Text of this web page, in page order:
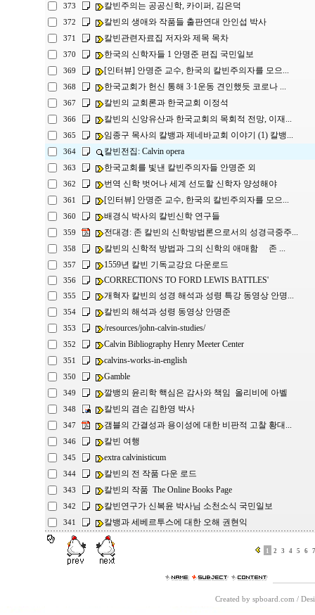
373 칼빈주의는 공공신학, 카이퍼, 김은덕
372 칼빈의 생애와 작품들 출판연대 안인섭 박사
371 칼빈관련자료집 저자와 제목 목차
370 한국의 신학자들 1 안명준 편집 국민일보
369 [인터뷰] 안명준 교수, 한국의 칼빈주의자를 모으...
368 한국교회가 헌신 통해 3·1운동 견인했듯 코로나 ...
367 칼빈의 교회론과 한국교회 이정석
366 칼빈의 신앙유산과 한국교회의 목회적 전망, 이재...
365 임종구 목사의 칼뱅과 제네바교회 이야기 (1) 칼뱅...
364 칼빈전집: Calvin opera
363 한국교회를 빛낸 칼빈주의자들 안명준 외
362 번역 신학 벗어나 세계 선도할 신학자 양성해야
361 [인터뷰] 안명준 교수, 한국의 칼빈주의자를 모으...
360 배경식 박사의 칼빈신학 연구들
359 전대경: 존 칼빈의 신학방법론으로서의 성경극중주...
358 칼빈의 신학적 방법과 그의 신학의 애매함 존 ...
357 1559년 칼빈 기독교강요 다운로드
356 CORRECTIONS TO FORD LEWIS BATTLES'
355 개혁자 칼빈의 성경 해석과 성령 특강 동영상 안명...
354 칼빈의 해석과 성령 동영상 안명준
353 /resources/john-calvin-studies/
352 Calvin Bibliography Henry Meeter Center
351 calvins-works-in-english
350 Gamble
349 깔뱅의 윤리학 핵심은 감사와 책임 올리비에 아벨
348 칼빈의 겸손 김한영 박사
347 갬블의 간결성과 용이성에 대한 비판적 고찰 황대...
346 칼빈 여행
345 extra calvinisticum
344 칼빈의 전 작품 다운 로드
343 칼빈의 작품 The Online Books Page
342 칼빈연구가 신복윤 박사님 소천소식 국민일보
341 칼뱅과 세베르투스에 대한 오해 권현익
1 2 3 4 5 6 7
Created by spboard.com /